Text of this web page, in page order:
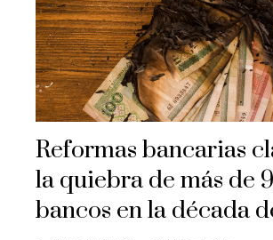
Reformas bancarias
la quiebra de más de
bancos en la década